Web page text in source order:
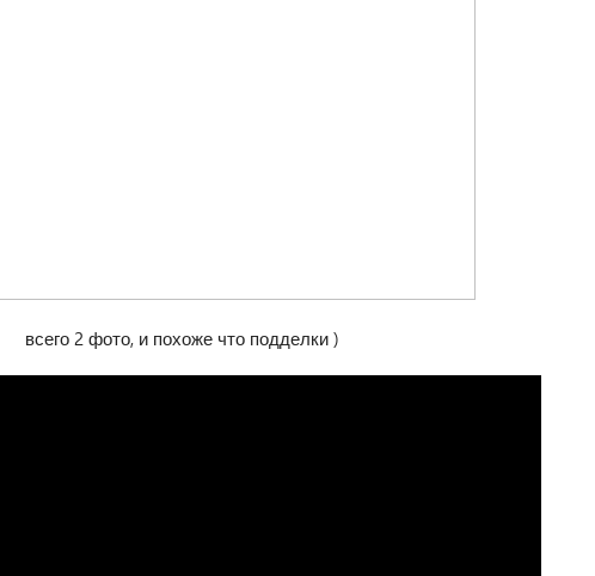
всего 2 фото, и похоже что подделки )